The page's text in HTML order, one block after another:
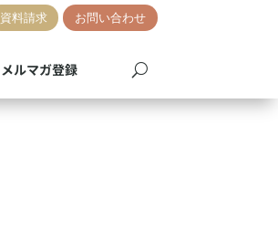
資料請求 お問い合わせ
メルマガ登録